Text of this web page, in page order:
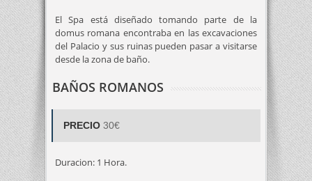
El Spa está diseñado tomando parte de la
domus romana encontraba en las excavaciones
del Palacio y sus ruinas pueden pasar a visitarse
desde la zona de baño.
BAÑOS ROMANOS
PRECIO 30€
Duracion: 1 Hora.